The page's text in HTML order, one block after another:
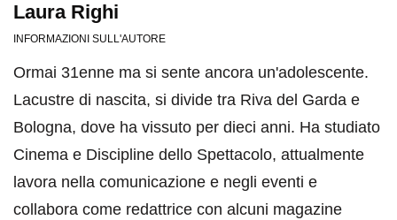
Laura Righi
INFORMAZIONI SULL'AUTORE
Ormai 31enne ma si sente ancora un'adolescente.
Lacustre di nascita, si divide tra Riva del Garda e
Bologna, dove ha vissuto per dieci anni. Ha studiato
Cinema e Discipline dello Spettacolo, attualmente
lavora nella comunicazione e negli eventi e
collabora come redattrice con alcuni magazine